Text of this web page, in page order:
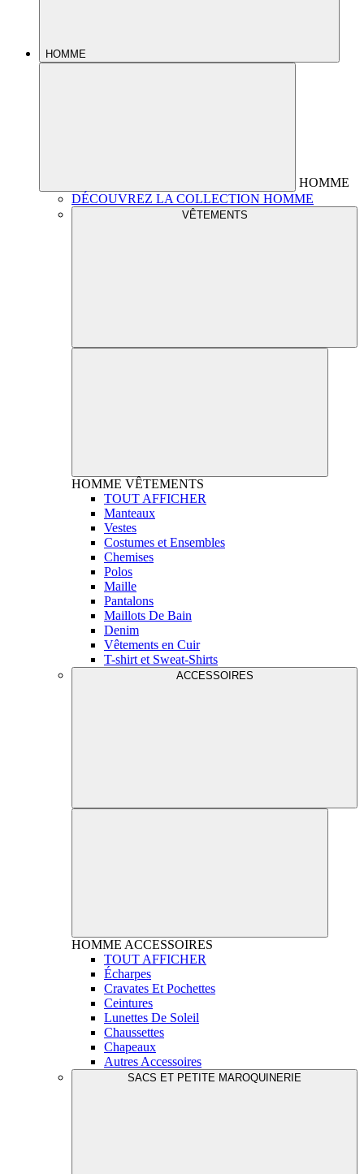
HOMME
HOMME
DÉCOUVREZ LA COLLECTION HOMME
VÊTEMENTS
HOMME VÊTEMENTS
TOUT AFFICHER
Manteaux
Vestes
Costumes et Ensembles
Chemises
Polos
Maille
Pantalons
Maillots De Bain
Denim
Vêtements en Cuir
T-shirt et Sweat-Shirts
ACCESSOIRES
HOMME ACCESSOIRES
TOUT AFFICHER
Écharpes
Cravates Et Pochettes
Ceintures
Lunettes De Soleil
Chaussettes
Chapeaux
Autres Accessoires
SACS ET PETITE MAROQUINERIE